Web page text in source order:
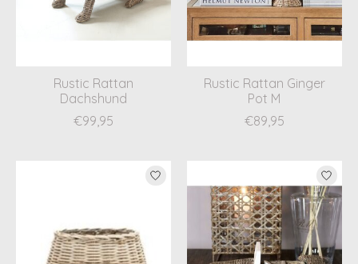
Rustic Rattan
Dachshund
€99,95
Rustic Rattan Ginger
Pot M
€89,95